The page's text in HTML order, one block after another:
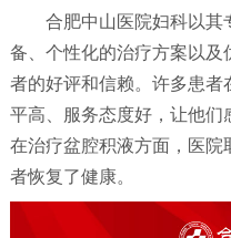
合肥中山医院妇科以其
备、个性化的治疗方案以及
者的好评和信赖。许多患者
平高、服务态度好，让他们
在治疗盆腔积液方面，医院
者恢复了健康。